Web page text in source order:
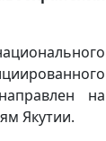
на
Якутии.